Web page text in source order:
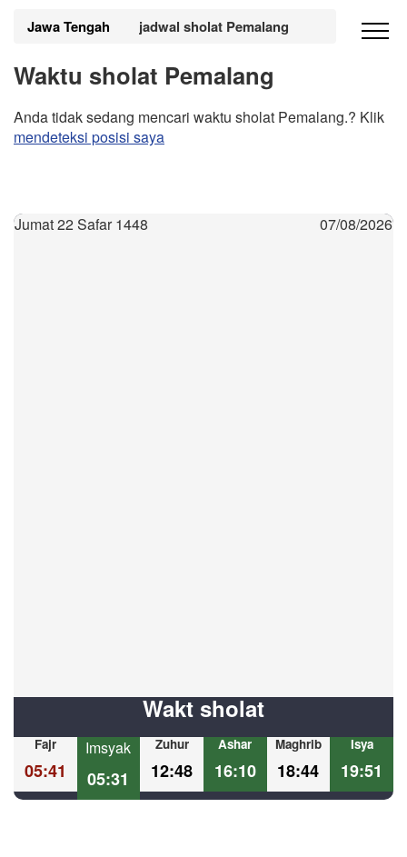
Jawa Tengah jadwal sholat Pemalang
Waktu sholat Pemalang
Anda tidak sedang mencari waktu sholat Pemalang.? Klik
mendeteksi posisi saya
Jumat 22 Safar 1448 07/08/2026
Wakt sholat
Fajr
05:41
Imsyak
05:31
Zuhur
12:48
Ashar
16:10
Maghrib
18:44
Isya
19:51